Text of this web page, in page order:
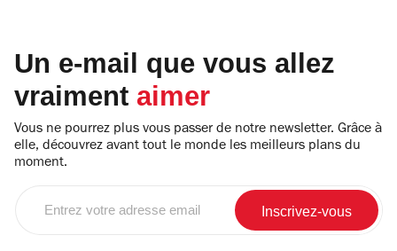
Un e-mail que vous allez
vraiment aimer
Vous ne pourrez plus vous passer de notre newsletter. Grâce à
elle, découvrez avant tout le monde les meilleurs plans du
moment.